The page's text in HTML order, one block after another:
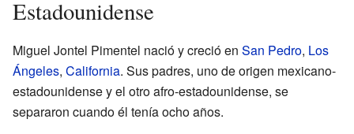
Estadounidense
Miguel Jontel Pimentel nació y creció en San Pedro, Los
Ángeles, California. Sus padres, uno de origen mexicano-
estadounidense y el otro afro-estadounidense, se
separaron cuando él tenía ocho años.